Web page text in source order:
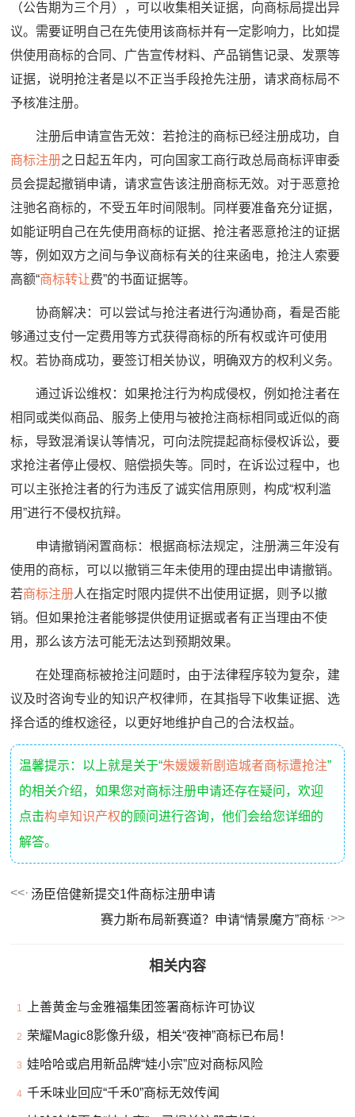
（公告期为三个月），可以收集相关证据，向商标局提出异
议。需要证明自己在先使用该商标并有一定影响力，比如提
供使用商标的合同、广告宣传材料、产品销售记录、发票等
证据，说明抢注者是以不正当手段抢先注册，请求商标局不
予核准注册。
注册后申请宣告无效：若抢注的商标已经注册成功，自
商标注册之日起五年内，可向国家工商行政总局商标评审委
员会提起撤销申请，请求宣告该注册商标无效。对于恶意抢
注驰名商标的，不受五年时间限制。同样要准备充分证据，
如能证明自己在先使用商标的证据、抢注者恶意抢注的证据
等，例如双方之间与争议商标有关的往来函电，抢注人索要
高额“商标转让费”的书面证据等。
协商解决：可以尝试与抢注者进行沟通协商，看是否能
够通过支付一定费用等方式获得商标的所有权或许可使用
权。若协商成功，要签订相关协议，明确双方的权利义务。
通过诉讼维权：如果抢注行为构成侵权，例如抢注者在
相同或类似商品、服务上使用与被抢注商标相同或近似的商
标，导致混淆误认等情况，可向法院提起商标侵权诉讼，要
求抢注者停止侵权、赔偿损失等。同时，在诉讼过程中，也
可以主张抢注者的行为违反了诚实信用原则，构成“权利滥
用”进行不侵权抗辩。
申请撤销闲置商标：根据商标法规定，注册满三年没有
使用的商标，可以以撤销三年未使用的理由提出申请撤销。
若商标注册人在指定时限内提供不出使用证据，则予以撤
销。但如果抢注者能够提供使用证据或者有正当理由不使
用，那么该方法可能无法达到预期效果。
在处理商标被抢注问题时，由于法律程序较为复杂，建
议及时咨询专业的知识产权律师，在其指导下收集证据、选
择合适的维权途径，以更好地维护自己的合法权益。
温馨提示：以上就是关于“朱媛媛新剧造城者商标遭抢注”
的相关介绍，如果您对商标注册申请还存在疑问，欢迎
点击构卓知识产权的顾问进行咨询，他们会给您详细的
解答。
汤臣倍健新提交1件商标注册申请
赛力斯布局新赛道？申请“情景魔方”商标
相关内容
1 上善黄金与金雅福集团签署商标许可协议
2 荣耀Magic8影像升级，相关“夜神”商标已布局！
3 娃哈哈或启用新品牌“娃小宗”应对商标风险
4 千禾味业回应“千禾0”商标无效传闻